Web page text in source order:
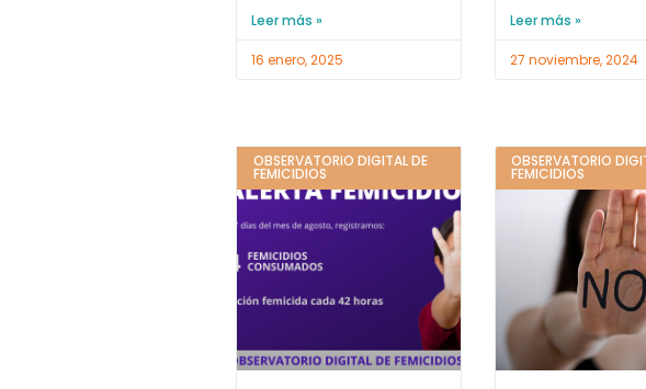
Leer más »
16 enero, 2025
Leer más »
27 noviembre, 2024
OBSERVATORIO DIGITAL DE
FEMICIDIOS
OBSERVATORIO
FEMICIDIOS